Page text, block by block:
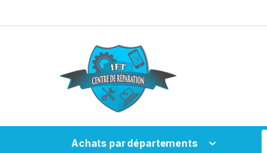
Achats par départements